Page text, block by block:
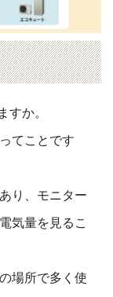
すか。
てことです
り、モニター
気量を見るこ
場所で多く使